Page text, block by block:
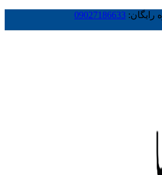
رایگان: 09027186633